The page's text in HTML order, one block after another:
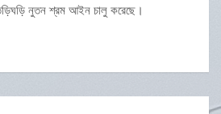
তড়িঘড়ি নুতন শ্রম আইন চালু করেছে।